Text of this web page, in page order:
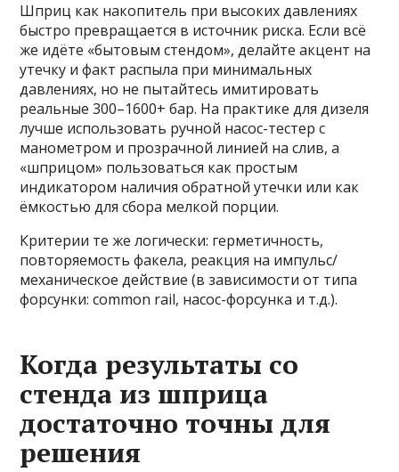
Шприц как накопитель при высоких давлениях
быстро превращается в источник риска. Если всё
же идёте «бытовым стендом», делайте акцент на
утечку и факт распыла при минимальных
давлениях, но не пытайтесь имитировать
реальные 300–1600+ бар. На практике для дизеля
лучше использовать ручной насос-тестер с
манометром и прозрачной линией на слив, а
«шприцом» пользоваться как простым
индикатором наличия обратной утечки или как
ёмкостью для сбора мелкой порции.
Критерии те же логически: герметичность,
повторяемость факела, реакция на импульс/
механическое действие (в зависимости от типа
форсунки: common rail, насос-форсунка и т.д.).
Когда результаты со
стенда из шприца
достаточно точны для
решения